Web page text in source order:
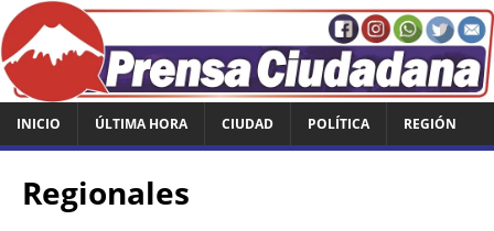
INICIO ÚLTIMA HORA CIUDAD POLÍTICA REGIÓN
Regionales